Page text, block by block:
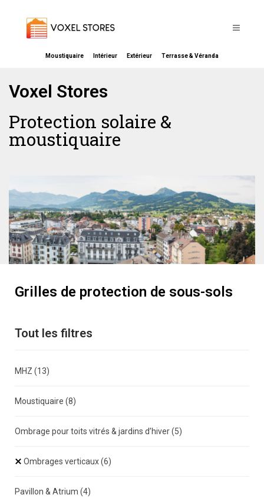
Moustiquaire Intérieur Extérieur Terrasse & Véranda
Voxel Stores
Protection solaire &
moustiquaire
Grilles de protection de sous-sols
Tout les filtres
MHZ (13)
Moustiquaire (8)
Ombrage pour toits vitrés & jardins d’hiver(5)
Ombrages verticaux(6)
Pavillon & Atrium (4)